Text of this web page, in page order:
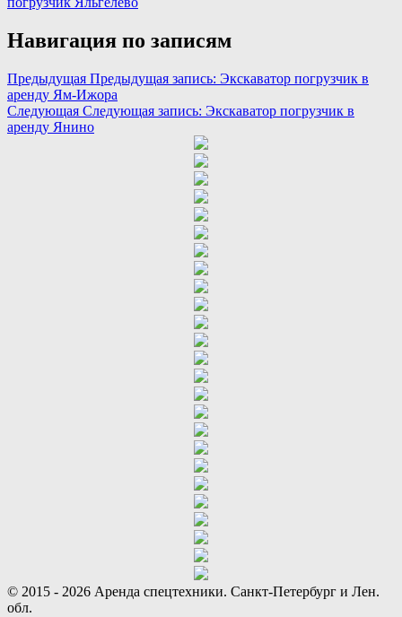
Навигация по записям
Предыдущая Предыдущая запись: Экскаватор погрузчик в
аренду Ям-Ижора
Следующая Следующая запись: Экскаватор погрузчик в
аренду Янино
© 2015 - 2026 Аренда спецтехники. Санкт-Петербург и Лен.
обл.